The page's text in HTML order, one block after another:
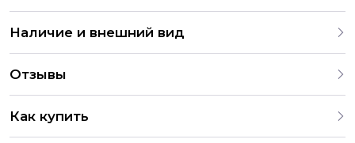
Гипсофила 9 атласные ленты шляпная коробка S
Композиция под заказ
Наличие и внешний вид
это живые организмы. На нашем сайте вы найдете
разнообразные варианты оформления букетов. В случае
отсутствия определенного цветка в хорошем качестве
или вне сезона, мы можем предложить аналогичные
замены. Все букеты согласовываются с клиентом перед
Отзывы
4.9 286 Оценок
Как купить